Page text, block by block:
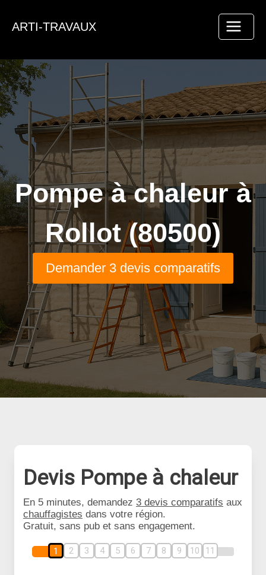
ARTI-TRAVAUX
Pompe à chaleur à
Rollot (80500)
Demander 3 devis comparatifs
Devis Pompe à chaleur
En 5 minutes, demandez 3 devis comparatifs aux
chauffagistes dans votre région.
Gratuit, sans pub et sans engagement.
1 2 3 4 5 6 7 8 9 10 11